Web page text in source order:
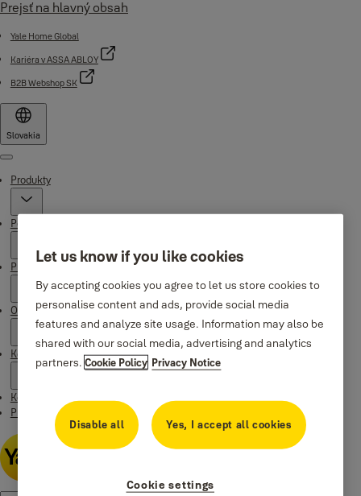
Prejsť na hlavný obsah
Yale Home Global
Kariéra v ASSA ABLOY
B2B Webshop SK
Slovakia
Menu
Produkty
Podpora
Prečo Yale
O nás
Kde kúpiť
Kontakt
Príbehy
Let us know if you like cookies
By accepting cookies you agree to let us store cookies to
personalise content and ads, provide social media
features and analyze site usage. Information may also be
shared with our social media, advertising and analytics
partners.Cookie Policy Privacy Notice
Disable all Yes, I accept all cookies
Cookie settings